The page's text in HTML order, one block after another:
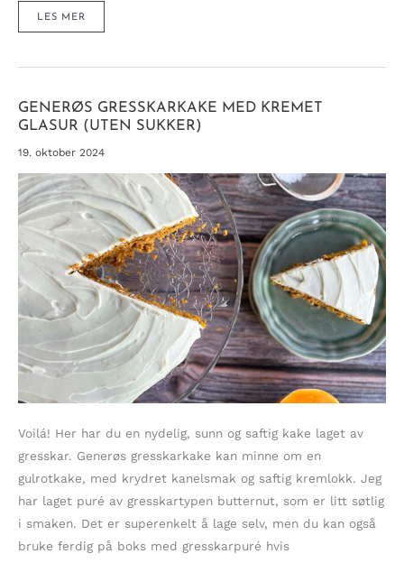
DEILIGE
PÅ
BLIR
LES MER
GENERØS GRESSKARKAKE MED KREMET
GLASUR (UTEN SUKKER)
19. oktober 2024
Voilá! Her har du en nydelig, sunn og saftig kake laget av
gresskar. Generøs gresskarkake kan minne om en
gulrotkake, med krydret kanelsmak og saftig kremlokk. Jeg
har laget puré av gresskartypen butternut, som er litt søtlig
i smaken. Det er superenkelt å lage selv, men du kan også
bruke ferdig på boks med gresskarpuré hvis